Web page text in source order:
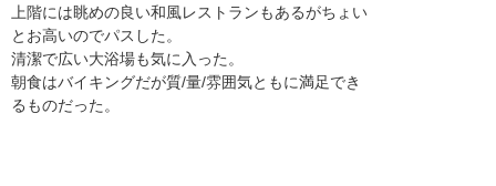
上階には眺めの良い和風レストランもあるがちょい
とお高いのでパスした。
清潔で広い大浴場も気に入った。
朝食はバイキングだが質/量/雰囲気ともに満足でき
るものだった。